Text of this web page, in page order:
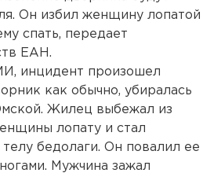
Он избил женщину лопатой
спать, передает
ЕАН.
инцидент произошел
как обычно, убиралась
Жилец выбежал из
лопату и стал
бедолаги. Он повалил ее
Мужчина зажал